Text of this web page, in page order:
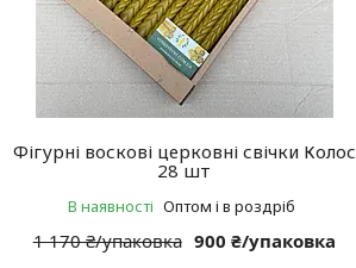
Фігурні воскові церковні свічки Колос
28 шт
В наявності Оптом і в роздріб
1 170 ₴/упаковка 900 ₴/упаковка